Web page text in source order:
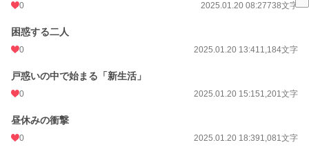
週間ポイント
月間ポイント 2,032 pt (15,789 位)
0 2025.01.20 08:27738文字
困惑する二人
0 2025.01.20 13:411,184文字
戸惑いの中で始まる「新生活」
0 2025.01.20 15:151,201文字
昼休みの衝撃
0 2025.01.20 18:391,081文字